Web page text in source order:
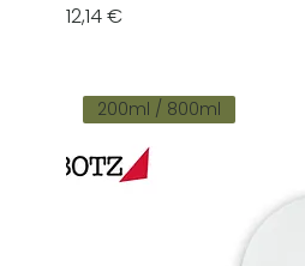
Prezzo
12,14 €
200ml / 800ml